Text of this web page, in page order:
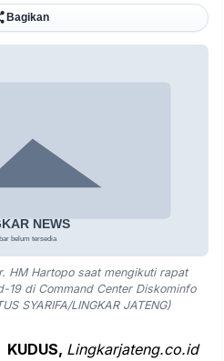
Bagikan
HM Hartopo saat mengikuti rapat
19 di Command Center Diskominfo
SYARIFA/LINGKAR JATENG)
KUDUS, Lingkarjateng.co.id